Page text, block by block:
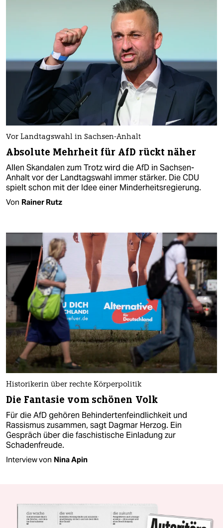
Vor Landtagswahl in Sachsen-Anhalt
Absolute Mehrheit für AfD rückt näher
Allen Skandalen zum Trotz wird die AfD in Sachsen-
Anhalt vor der Landtagswahl immer stärker. Die CDU
spielt schon mit der Idee einer Minderheitsregierung.
Von Rainer Rutz
Historikerin über rechte Körperpolitik
Die Fantasie vom schönen Volk
Für die AfD gehören Behindertenfeindlichkeit und
Rassismus zusammen, sagt Dagmar Herzog. Ein
Gespräch über die faschistische Einladung zur
Schadenfreude.
Interview von Nina Apin